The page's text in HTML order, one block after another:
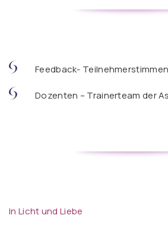
Feedback- Teilnehmerstimmen
Dozenten – Trainerteam der
In Licht und Liebe